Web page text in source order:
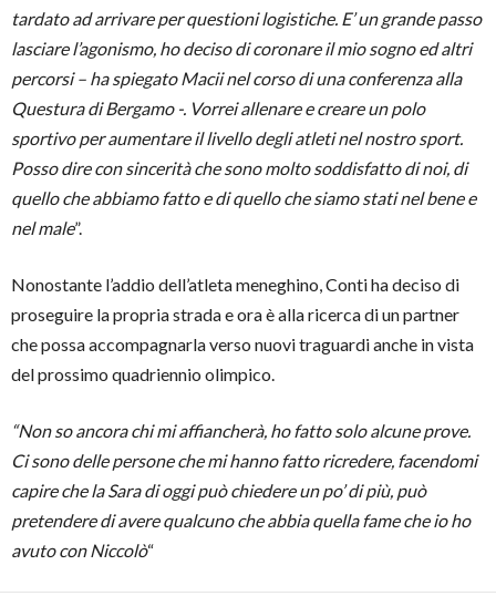
tardato ad arrivare per questioni logistiche. E’ un grande passo
lasciare l’agonismo, ho deciso di coronare il mio sogno ed altri
percorsi – ha spiegato Macii nel corso di una conferenza alla
Questura di Bergamo -. Vorrei allenare e creare un polo
sportivo per aumentare il livello degli atleti nel nostro sport.
Posso dire con sincerità che sono molto soddisfatto di noi, di
quello che abbiamo fatto e di quello che siamo stati nel bene e
nel male”.
Nonostante l’addio dell’atleta meneghino, Conti ha deciso di
proseguire la propria strada e ora è alla ricerca di un partner
che possa accompagnarla verso nuovi traguardi anche in vista
del prossimo quadriennio olimpico.
“Non so ancora chi mi affiancherà, ho fatto solo alcune prove.
Ci sono delle persone che mi hanno fatto ricredere, facendomi
capire che la Sara di oggi può chiedere un po’ di più, può
pretendere di avere qualcuno che abbia quella fame che io ho
avuto con Niccolò“